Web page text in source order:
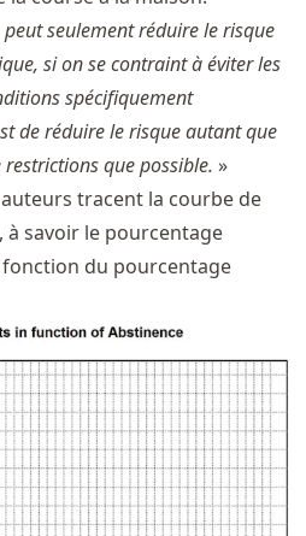
seulement réduire le risque
si on se contraint à éviter les
spécifiquement
de réduire le risque autant que
que possible. »
tracent la courbe de
à savoir le pourcentage
fonction du pourcentage